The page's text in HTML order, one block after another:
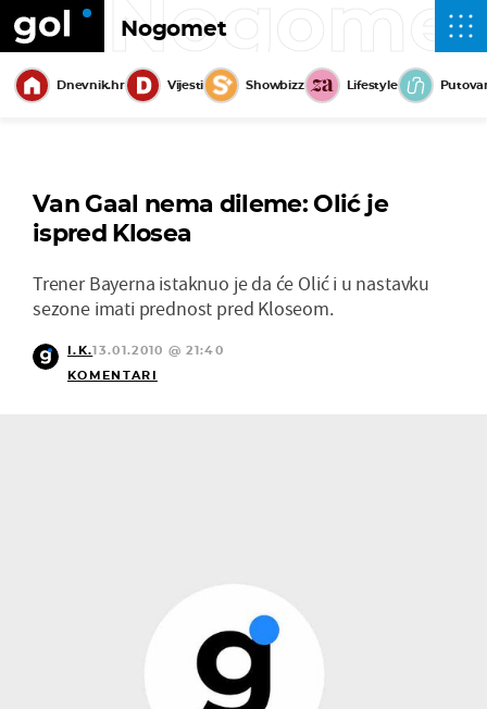
Nogomet
Dnevnik.hr Vijesti Showbizz Lifestyle
Van Gaal nema dileme: Olić je
ispred Klosea
Trener Bayerna istaknuo je da će Olić i u nastavku
sezone imati prednost pred Kloseom.
I.K.13.01.2010 @ 21:40
KOMENTARI